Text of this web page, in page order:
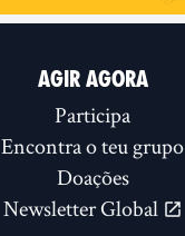
AGIR AGORA
Participa
Encontra o teu grupo
Doações
Newsletter Global